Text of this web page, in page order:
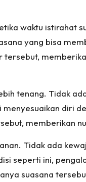
waktu istirahat
yang bisa
tenang. Tidak
diri
memberikan
Tidak ada
seperti ini,
suasana